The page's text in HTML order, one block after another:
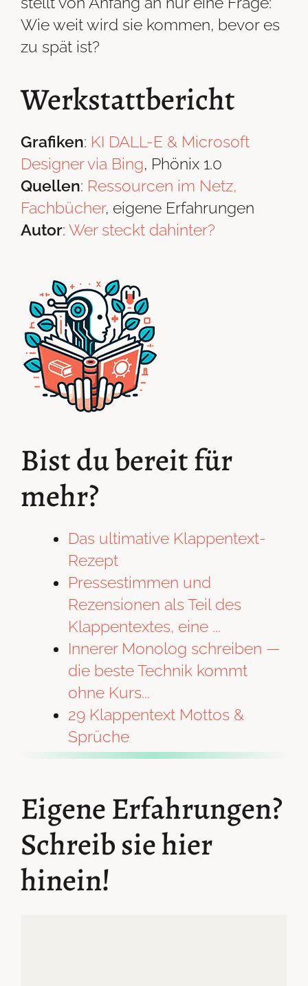
Wie weit wird sie kommen, bevor es
zu spät ist?
Werkstattbericht
Grafiken: KI DALL-E & Microsoft
Designer via Bing, Phönix 1.0
Quellen: Ressourcen im Netz,
Fachbücher, eigene Erfahrungen
Autor: Wer steckt dahinter?
Bist du bereit für
mehr?
Das ultimative Klappentext-
Rezept
Pressestimmen und
Rezensionen als Teil des
Klappentextes, eine ...
Innerer Monolog schreiben —
die beste Technik kommt
ohne Kurs...
29 Klappentext Mottos &
Sprüche
Eigene Erfahrungen?
Schreib sie hier
hinein!